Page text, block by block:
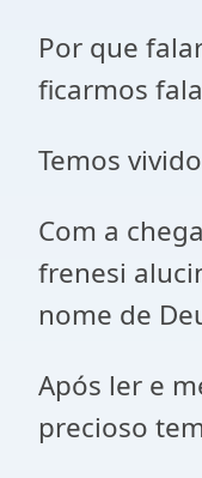
Por que
ficarmos
Temos
Com a
frenesi
nome de
Após ler e
precioso